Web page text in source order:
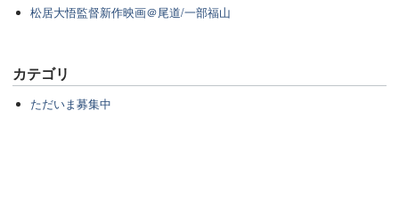
松居大悟監督新作映画＠尾道/一部福山
カテゴリ
ただいま募集中